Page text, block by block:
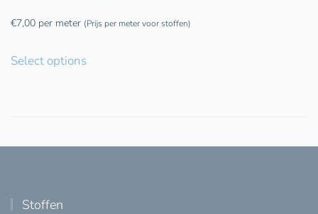
€7,00 per meter (Prijs per meter voor stoffen)
Select options
Stoffen